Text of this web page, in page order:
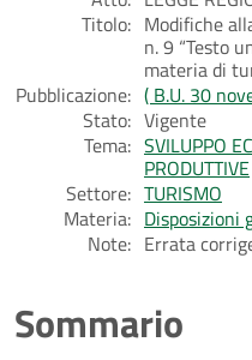
Titolo: Modifiche
n. 9 “Testo
materia di
Pubblicazione: ( B.U. 30
Stato: Vigente
Tema: SVILUPPO
PRODUTTIVE
Settore: TURISMO
Materia: Disposizioni
Note: Errata
Sommario